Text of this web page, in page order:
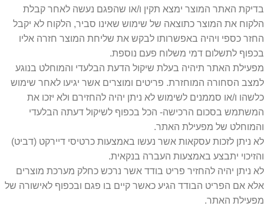
בדיקת האתר המוצר ימצא תקין ו/או שהפגם נעשה לאחר קבלת
הלקוח את המוצר כתוצאה של שימוש שאינו סביר, הלקוח לא יקבל
החזר כספי ויהיה באפשרותו לבקש את שליחת המוצר חזרה אליו
בכפוף לתשלום דמי משלוח פעם נוספת.
מפעילת האתר תיהיה בעלת שיקול הדעת הבלעדי והמוחלט בנוגע
למצב הסחורה המוחזרת. פריטים ומוצרים אשר יגיעו לאחר שימוש
כלשהו ו/או סממנים לשימוש לא ניתן יהיה להחזירם ולא יזכו את
המשתמש בסכום הרכישה- הכל בכפוף לשיקול דעתה הבלעדי
והמוחלט של מפעילת האתר.
לא ניתן לזכות עסקאות אשר נעשו באמצעות כרטיסי דיירקט (דביט)
והזיכוי יתבצע באמצעות העברה בנקאית.
לא ניתן יהיה להחזיר פריט בודד אשר נרכש כחלק מערכת מוצרים
אלא אם הפריט הבודד הגיע כאשר קיים בו פגם ובכפוף לאישורה של
מפעילת האתר.